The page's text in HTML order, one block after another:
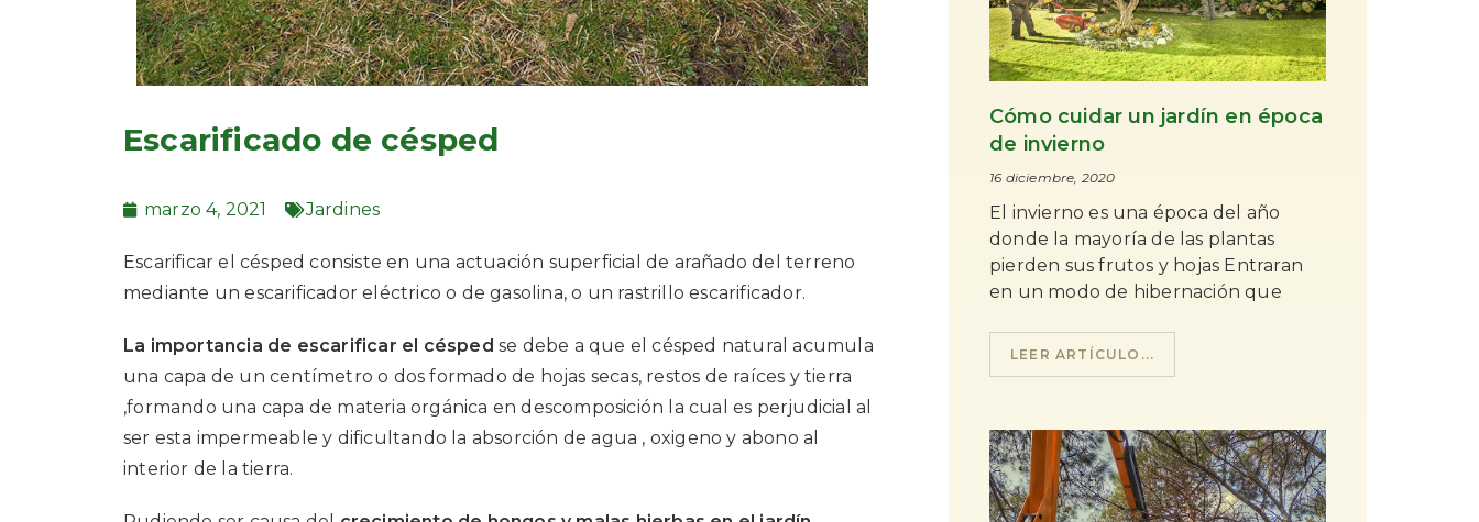
Escarificado de césped
marzo 4, 2021 Jardines
Escarificar el césped consiste en una actuación superficial de arañado del terreno
mediante un escarificador eléctrico o de gasolina, o un rastrillo escarificador.
La importancia de escarificar el césped se debe a que el césped natural acumula
una capa de un centímetro o dos formado de hojas secas, restos de raíces y tierra
,formando una capa de materia orgánica en descomposición la cual es perjudicial al
ser esta impermeable y dificultando la absorción de agua , oxigeno y abono al
interior de la tierra.
Cómo cuidar un jardín en época
de invierno
16 diciembre, 2020
El invierno es una época del año
donde la mayoría de las plantas
pierden sus frutos y hojas Entraran
en un modo de hibernación que
LEER ARTÍCULO...